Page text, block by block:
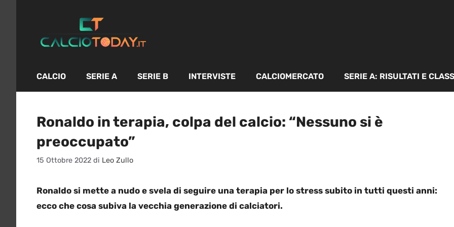
contenuto
CALCIO SERIE A SERIE B INTERVISTE CALCIOMERCATO SERIE A: RISULTATI E
Ronaldo in terapia, colpa del calcio: “Nessuno si è
preoccupato”
15 Ottobre 2022 di Leo Zullo
Ronaldo si mette a nudo e svela di seguire una terapia per lo stress subito in tutti questi anni:
ecco che cosa subiva la vecchia generazione di calciatori.